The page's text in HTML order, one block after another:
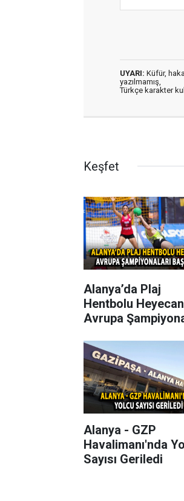
UYARI: Küfür,
yazılmamış,
Türkçe karakter
Keşfet
Alanya’da Plaj
Hentbolu
Avrupa
Alanya - GZP
Havalimanı'nda
Sayısı Geriledi